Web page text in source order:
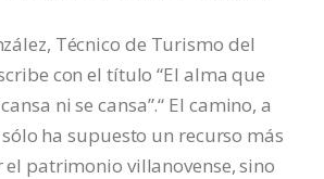
Técnico de Turismo del
con el título “El alma que
ni se cansa”.“ El camino, a
ha supuesto un recurso más
patrimonio villanovense, sino